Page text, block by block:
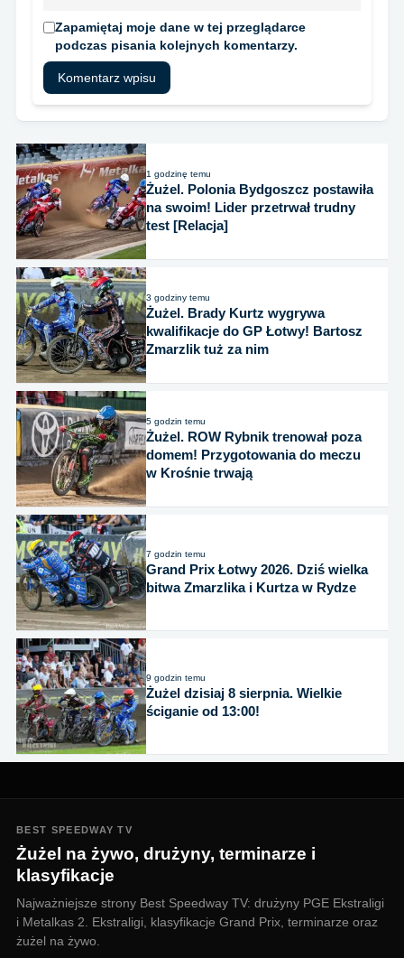
Zapamiętaj moje dane w tej przeglądarce
podczas pisania kolejnych komentarzy.
1 godzinę temu
Żużel. Polonia Bydgoszcz postawiła
na swoim! Lider przetrwał trudny
test [Relacja]
3 godziny temu
Żużel. Brady Kurtz wygrywa
kwalifikacje do GP Łotwy! Bartosz
Zmarzlik tuż za nim
5 godzin temu
Żużel. ROW Rybnik trenował poza
domem! Przygotowania do meczu
w Krośnie trwają
7 godzin temu
Grand Prix Łotwy 2026. Dziś wielka
bitwa Zmarzlika i Kurtza w Rydze
9 godzin temu
Żużel dzisiaj 8 sierpnia. Wielkie
ściganie od 13:00!
BEST SPEEDWAY TV
Żużel na żywo, drużyny, terminarze i
klasyfikacje
Najważniejsze strony Best Speedway TV: drużyny PGE Ekstraligi
i Metalkas 2. Ekstraligi, klasyfikacje Grand Prix, terminarze oraz
żużel na żywo.